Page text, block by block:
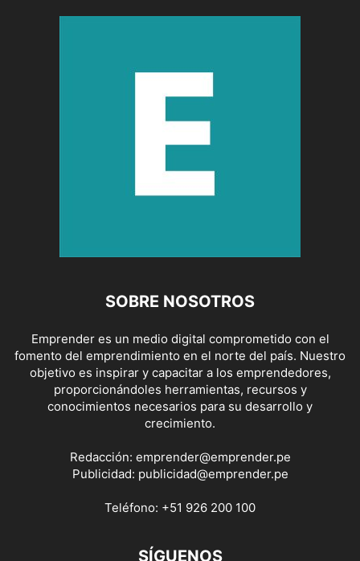
SOBRE NOSOTROS
Emprender es un medio digital comprometido con el
fomento del emprendimiento en el norte del país. Nuestro
objetivo es inspirar y capacitar a los emprendedores,
proporcionándoles herramientas, recursos y
conocimientos necesarios para su desarrollo y
crecimiento.
Redacción: emprender@emprender.pe
Publicidad: publicidad@emprender.pe
Teléfono: +51 926 200 100
SÍGUENOS